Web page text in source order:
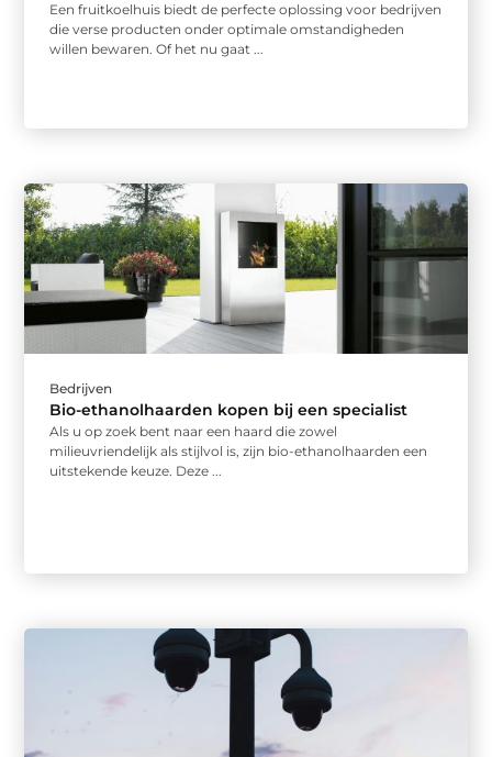
Een fruitkoelhuis biedt de perfecte oplossing voor bedrijven
die verse producten onder optimale omstandigheden
willen bewaren. Of het nu gaat ...
Bedrijven
Bio-ethanolhaarden kopen bij een specialist
Als u op zoek bent naar een haard die zowel
milieuvriendelijk als stijlvol is, zijn bio-ethanolhaarden een
uitstekende keuze. Deze ...